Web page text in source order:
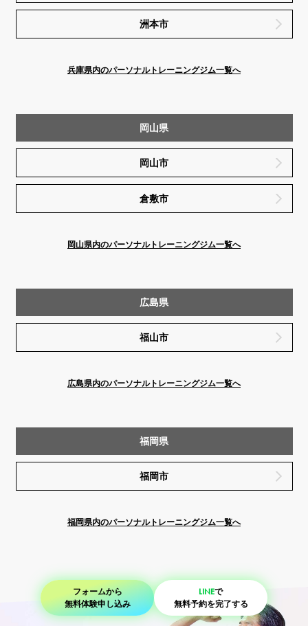
フォームから
無料体験申し込み
LINEで
無料予約を完了する
洲本市
兵庫県内のパーソナルトレーニングジム一覧へ
岡山県
岡山市
倉敷市
岡山県内のパーソナルトレーニングジム一覧へ
広島県
福山市
広島県内のパーソナルトレーニングジム一覧へ
福岡県
福岡市
福岡県内のパーソナルトレーニングジム一覧へ